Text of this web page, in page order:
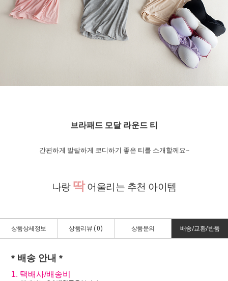
브라패드 모달 라운드 티
간편하게 발랄하게 코디하기 좋은 티를 소개할께요~
나랑 딱어울리는 추천 아이템
상품상세정보 상품리뷰 (0) 상품문의 배송/교환/반품
* 배송 안내 *
1. 택배사/배송비